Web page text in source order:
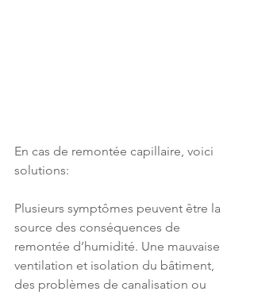
En cas de remontée capillaire, voici
solutions:
Plusieurs symptômes peuvent être la
source des conséquences de
remontée d’humidité. Une mauvaise
ventilation et isolation du bâtiment,
des problèmes de canalisation ou